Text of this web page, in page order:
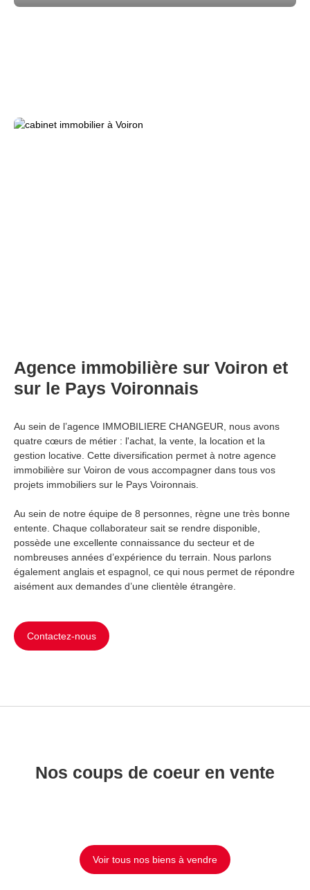
Agence immobilière sur Voiron et
sur le Pays Voironnais
Au sein de l’agence IMMOBILIERE CHANGEUR, nous avons
quatre cœurs de métier : l'achat, la vente, la location et la
gestion locative. Cette diversification permet à notre agence
immobilière sur Voiron de vous accompagner dans tous vos
projets immobiliers sur le Pays Voironnais.
Au sein de notre équipe de 8 personnes, règne une très bonne
entente. Chaque collaborateur sait se rendre disponible,
possède une excellente connaissance du secteur et de
nombreuses années d’expérience du terrain. Nous parlons
également anglais et espagnol, ce qui nous permet de répondre
aisément aux demandes d’une clientèle étrangère.
Contactez-nous
Nos coups de coeur en vente
Voir tous nos biens à vendre